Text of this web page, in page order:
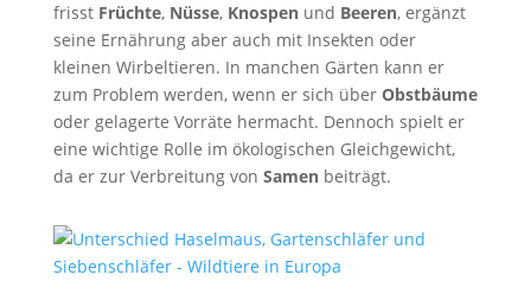
frisst Früchte, Nüsse, Knospenund Beeren, ergänzt
seine Ernährung aber auch mit Insekten oder
kleinen Wirbeltieren. In manchen Gärten kann er
zum Problem werden, wenn er sich über Obstbäume
oder gelagerte Vorräte hermacht. Dennoch spielt er
eine wichtige Rolle im ökologischen Gleichgewicht,
da er zur Verbreitung von Samenbeiträgt.